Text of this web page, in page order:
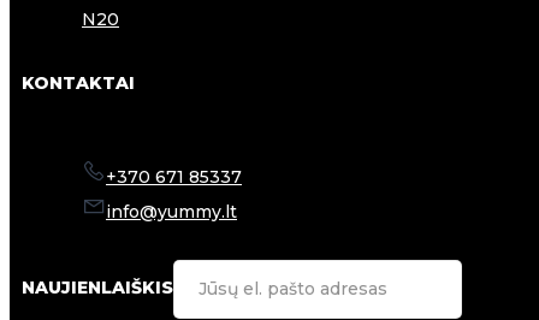
N20
KONTAKTAI
+370 671 85337
info@yummy.lt
NAUJIENLAIŠKIS